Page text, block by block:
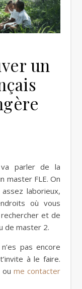
un
master FLE. On
laborieux,
où vous
et de
de master 2.
pas encore
à le faire.
oume contacter